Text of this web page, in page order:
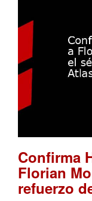
Confirma
Florian
refuerzo